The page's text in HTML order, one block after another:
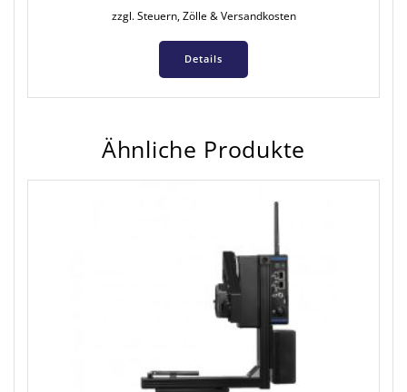
zzgl. Steuern, Zölle & Versandkosten
Details
Ähnliche Produkte